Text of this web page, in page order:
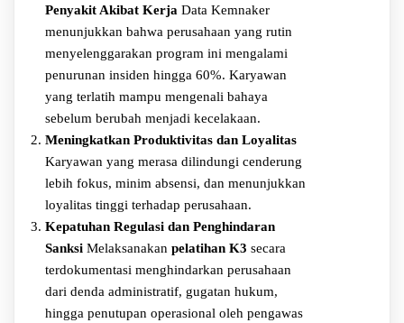
Penyakit Akibat Kerja Data Kemnaker
menunjukkan bahwa perusahaan yang rutin
menyelenggarakan program ini mengalami
penurunan insiden hingga 60%. Karyawan
yang terlatih mampu mengenali bahaya
sebelum berubah menjadi kecelakaan.
Meningkatkan Produktivitas dan Loyalitas
Karyawan yang merasa dilindungi cenderung
lebih fokus, minim absensi, dan menunjukkan
loyalitas tinggi terhadap perusahaan.
Kepatuhan Regulasi dan Penghindaran
Sanksi Melaksanakan pelatihan K3 secara
terdokumentasi menghindarkan perusahaan
dari denda administratif, gugatan hukum,
hingga penutupan operasional oleh pengawas